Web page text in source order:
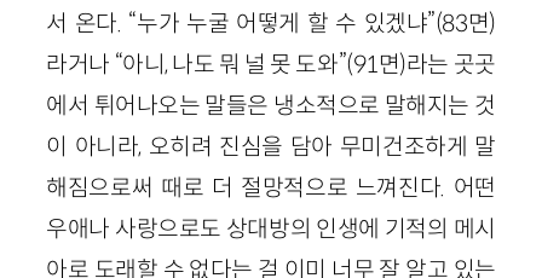
서 온다. “누가 누굴 어떻게 할 수 있겠냐”(83면)
라거나 “아니, 나도 뭐 널 못 도와”(91면)라는 곳곳
에서 튀어나오는 말들은 냉소적으로 말해지는 것
이 아니라, 오히려 진심을 담아 무미건조하게 말
해짐으로써 때로 더 절망적으로 느껴진다. 어떤
우애나 사랑으로도 상대방의 인생에 기적의 메시
아로 도래할 수 없다는 걸 이미 너무 잘 알고 있는